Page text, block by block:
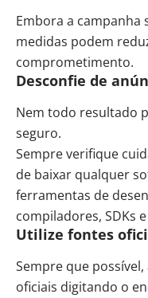
Embora a campanha
medidas podem
comprometimento.
Desconfie de
Nem todo resultado
seguro.
Sempre verifique
de baixar qualquer
ferramentas de
compiladores, SDKs
Utilize fontes
Sempre que
oficiais digitando o